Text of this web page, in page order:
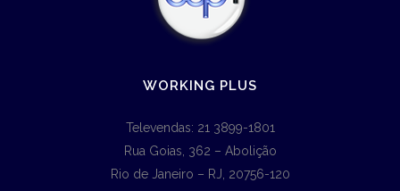
WORKING PLUS
Televendas: 21 3899-1801
Rua Goias, 362 – Abolição
Rio de Janeiro – RJ, 20756-120